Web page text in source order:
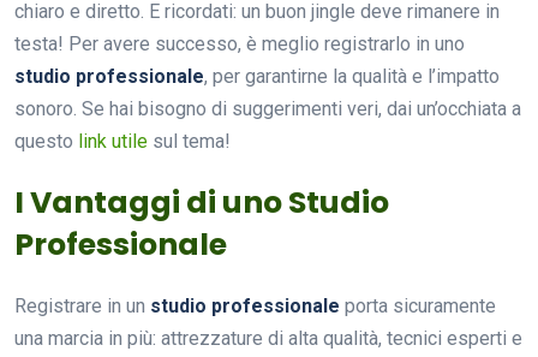
chiaro e diretto. E ricordati: un buon jingle deve rimanere in
testa! Per avere successo, è meglio registrarlo in uno
studio professionale, per garantirne la qualità e l’impatto
sonoro. Se hai bisogno di suggerimenti veri, dai un’occhiata a
questo link utile sul tema!
I Vantaggi di uno Studio
Professionale
Registrare in un studio professionale porta sicuramente
una marcia in più: attrezzature di alta qualità, tecnici esperti e